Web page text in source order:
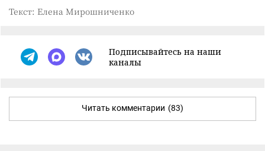
Текст: Елена Мирошниченко
Подписывайтесь на наши
каналы
Читать комментарии (83)